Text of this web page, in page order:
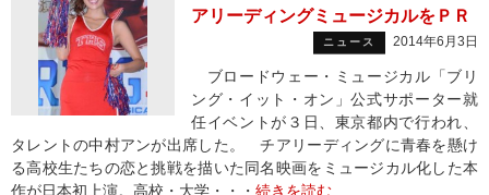
アリーディングミュージカルをＰＲ
ニュース 2014年6月3日
ブロードウェー・ミュージカル「ブリ
ング・イット・オン」公式サポーター就
任イベントが３日、東京都内で行われ、
タレントの中村アンが出席した。 チアリーディングに青春を懸け
る高校生たちの恋と挑戦を描いた同名映画をミュージカル化した本
作が日本初上演。高校・大学・・・ 続きを読む